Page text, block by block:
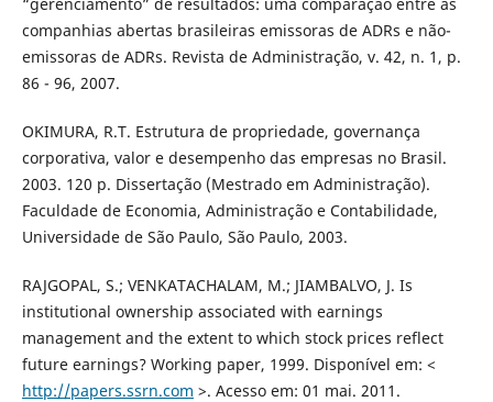
companhias abertas brasileiras emissoras de ADRs e não-
emissoras de ADRs. Revista de Administração, v. 42, n. 1, p.
86 - 96, 2007.
OKIMURA, R.T. Estrutura de propriedade, governança
corporativa, valor e desempenho das empresas no Brasil.
2003. 120 p. Dissertação (Mestrado em Administração).
Faculdade de Economia, Administração e Contabilidade,
Universidade de São Paulo, São Paulo, 2003.
RAJGOPAL, S.; VENKATACHALAM, M.; JIAMBALVO, J. Is
institutional ownership associated with earnings
management and the extent to which stock prices reflect
future earnings? Working paper, 1999. Disponível em: <
http://papers.ssrn.com >. Acesso em: 01 mai. 2011.